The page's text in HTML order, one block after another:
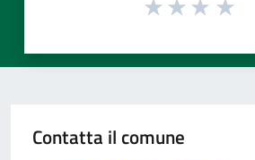
Contatta il comune